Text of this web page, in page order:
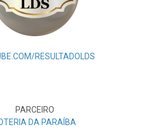
RESULTADOLDS
PARCEIRO
DA PARAÍBA